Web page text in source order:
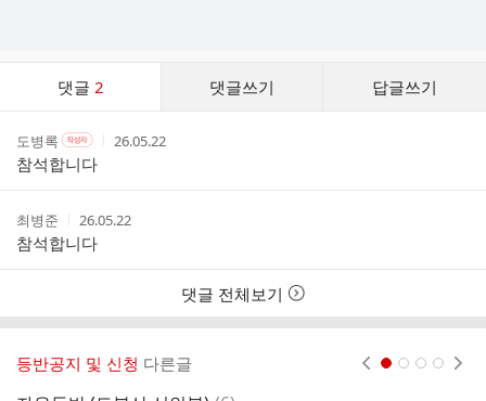
댓글 2 댓글쓰기 답글쓰기
스
작
성
자
도병록 작
성
자
본
부
작
성
자
작
간
26.05.22
참석합니다
작
성
자
최병준
작
성
시
간
26.05.22
참석합니다
댓글 전체보기
등반공지 및 신청 다른글